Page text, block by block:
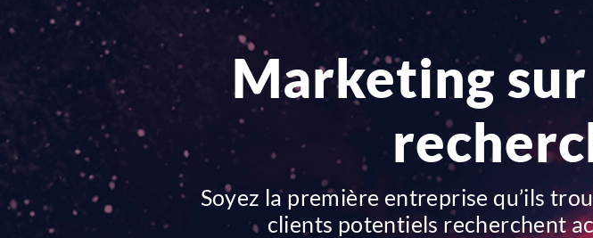
Marketing
Soyez la première entreprise qu’ils
clients potentiels recherchent